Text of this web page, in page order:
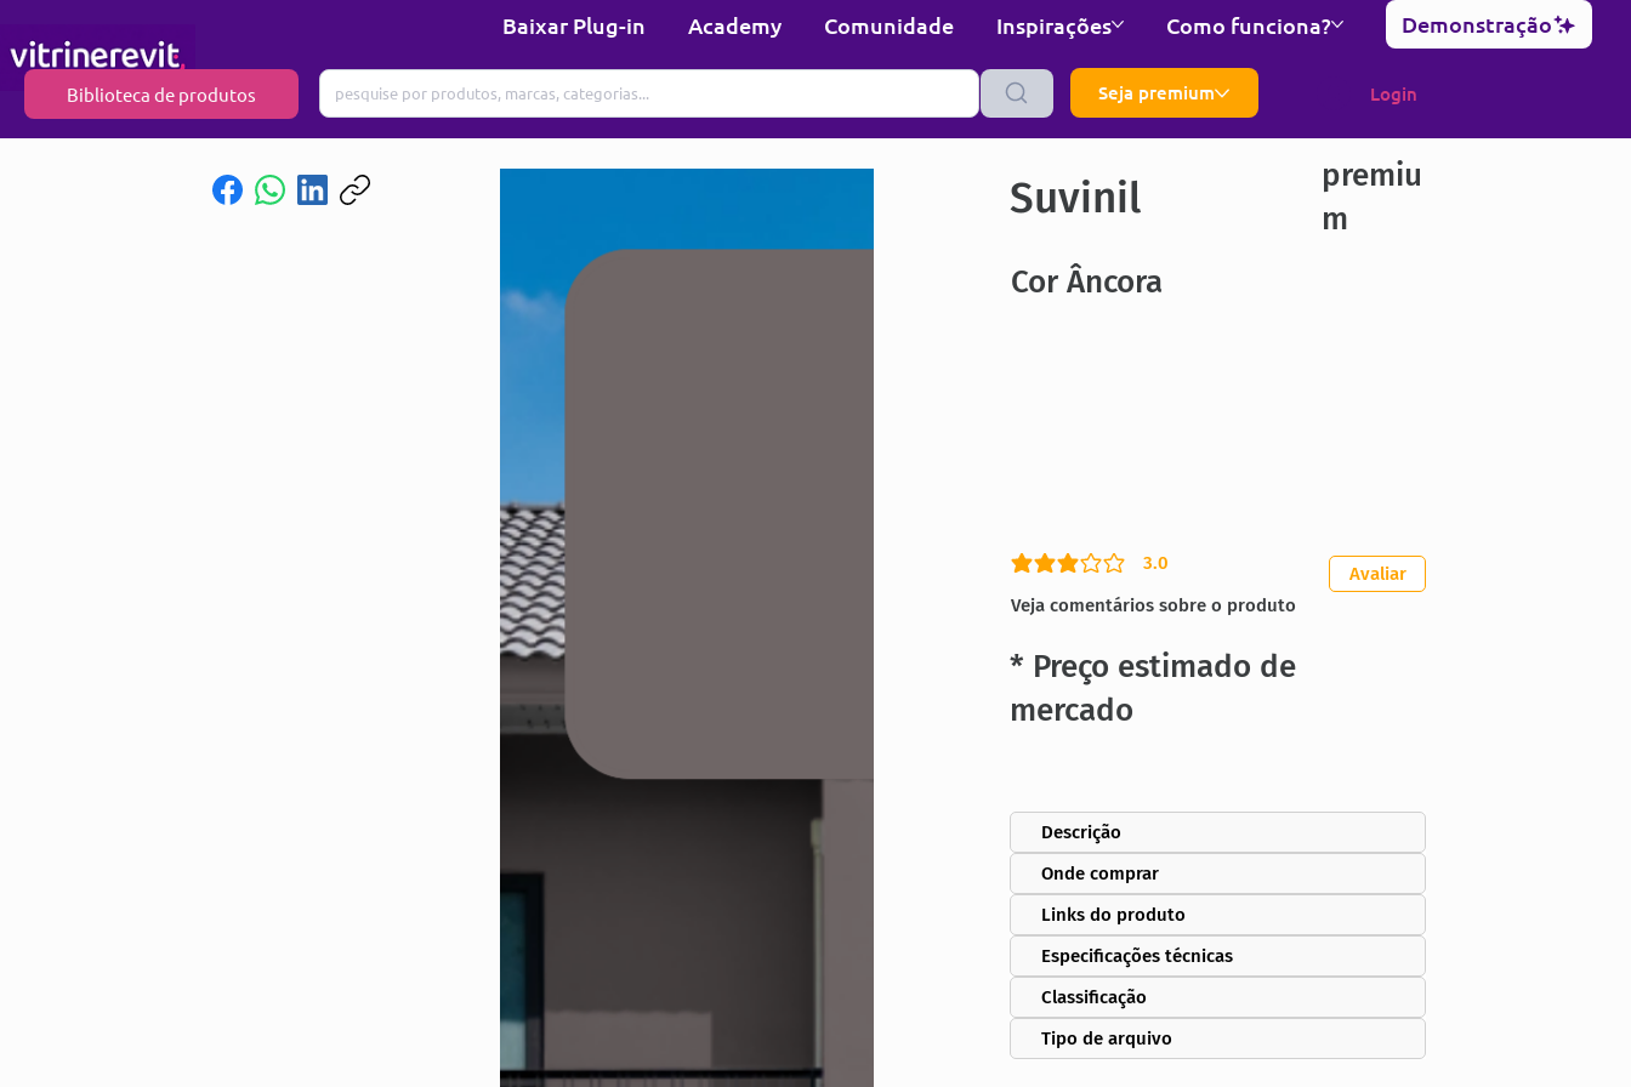
Baixar Plug-in Academy Comunidade Inspirações Como funciona? Demonstração
Biblioteca de produtos Seja premium Login
Suvinil
premiu
m
Cor Âncora
3.0
classificação média é 3 de 5
Veja comentários sobre o produto
Avaliar
* Preço estimado de
mercado
Descrição
Onde comprar
Links do produto
Especificações técnicas
Classificação
Tipo de arquivo